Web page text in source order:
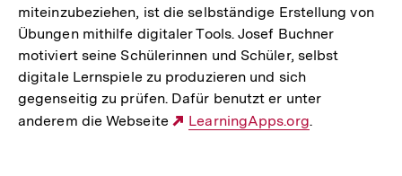
miteinzubeziehen, ist die selbständige Erstellung von
Übungen mithilfe digitaler Tools. Josef Buchner
motiviert seine Schülerinnen und Schüler, selbst
digitale Lernspiele zu produzieren und sich
gegenseitig zu prüfen. Dafür benutzt er unter
anderem die Webseite
Externer
LearningApps.org.